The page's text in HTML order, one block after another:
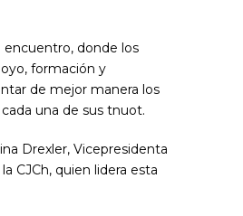
encuentro, donde los
formación y
de mejor manera los
una de sus tnuot.
Drexler, Vicepresidenta
CJCh, quien lidera esta